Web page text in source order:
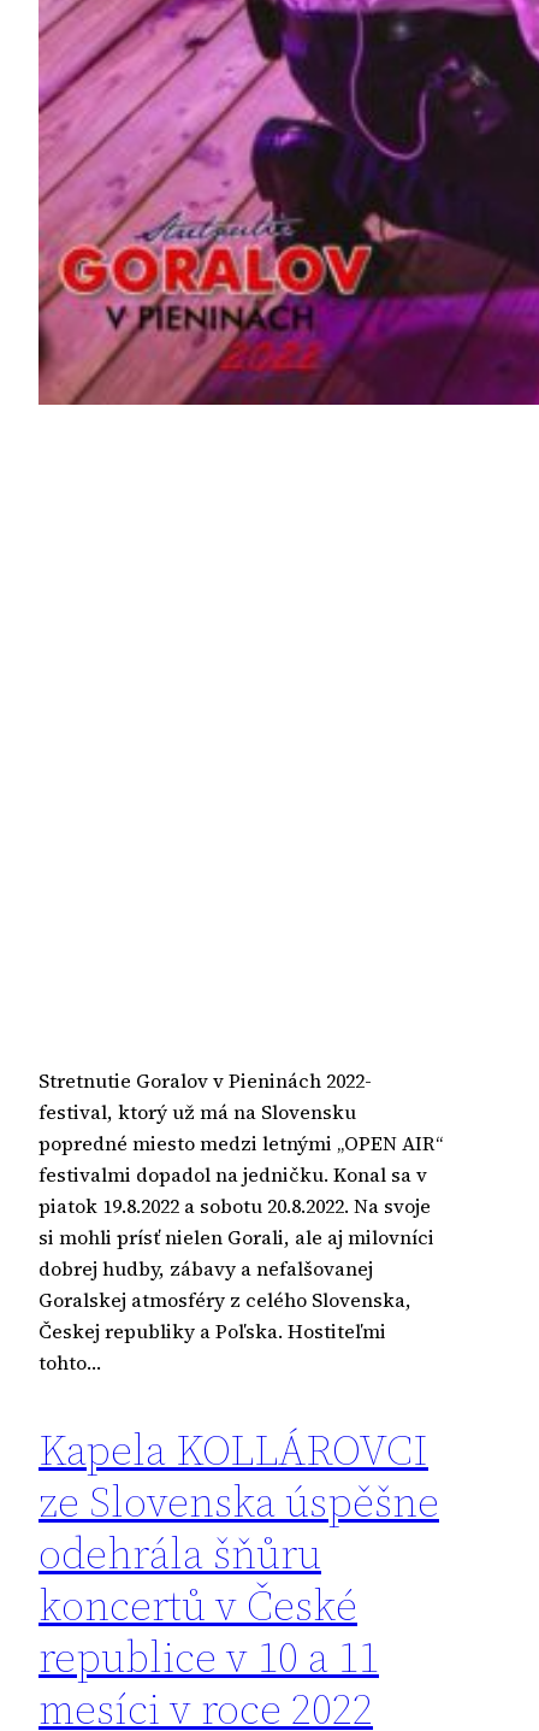
Stretnutie Goralov v Pieninách 2022-
festival, ktorý už má na Slovensku
popredné miesto medzi letnými „OPEN AIR“
festivalmi dopadol na jedničku. Konal sa v
piatok 19.8.2022 a sobotu 20.8.2022. Na svoje
si mohli prísť nielen Gorali, ale aj milovníci
dobrej hudby, zábavy a nefalšovanej
Goralskej atmosféry z celého Slovenska,
Českej republiky a Poľska. Hostiteľmi
tohto…
Kapela KOLLÁROVCI
ze Slovenska úspěšne
odehrála šňůru
koncertů v České
republice v 10 a 11
mesíci v roce 2022